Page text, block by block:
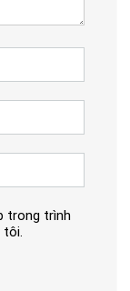
trong trình
tôi.